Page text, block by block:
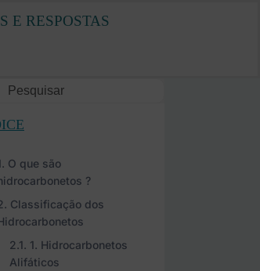
E RESPOSTAS
O que são
?
Classificação dos
1. Hidrocarbonetos
Alifáticos